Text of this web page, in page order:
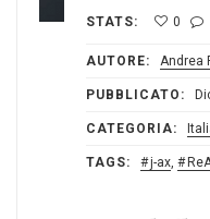
STATS: 0
AUTORE: Andrea
PUBBLICATO:
CATEGORIA:
TAGS: j-ax,